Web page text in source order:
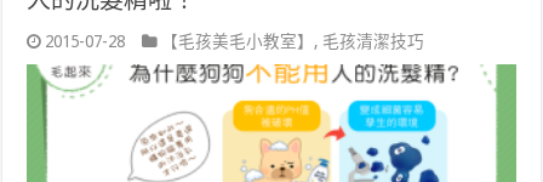
2015-07-28 【毛孩美毛小教室】 , 毛孩清潔技巧